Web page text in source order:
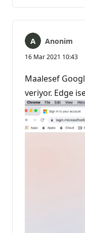
Anonim
16 Mar 2021 10:43
Maalesef
veriyor. Edge